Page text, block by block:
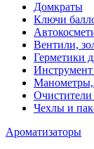
Домкраты
Ключи
Вентили,
Герметики
Манометры,
Очистители
Чехлы и
Ароматизаторы